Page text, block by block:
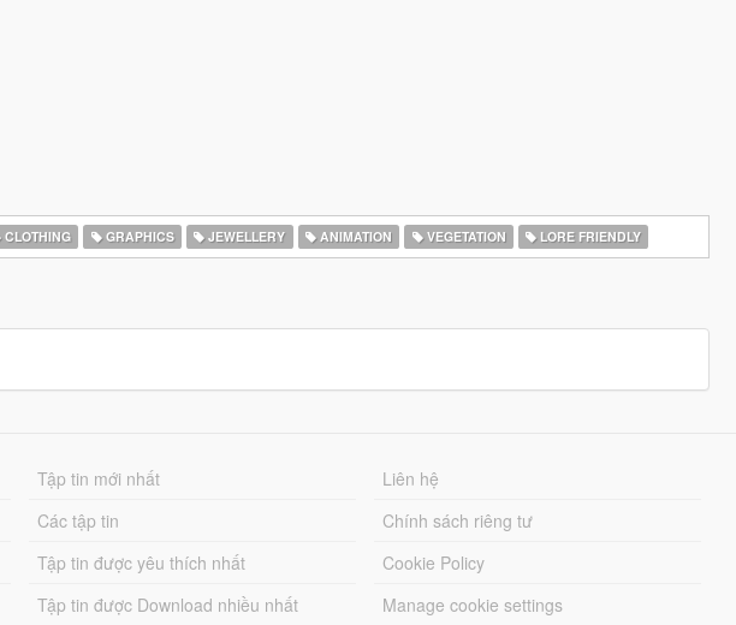
CLOTHING GRAPHICS JEWELLERY ANIMATION VEGETATION LORE FRIENDLY
Tập tin mới nhất
Các tập tin
Tập tin được yêu thích nhất
Tập tin được Download nhiều nhất
Liên hệ
Chính sách riêng tư
Cookie Policy
Manage cookie settings